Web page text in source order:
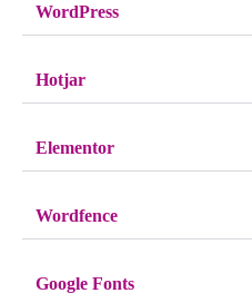
WordPress
Hotjar
Elementor
Wordfence
Google Fonts